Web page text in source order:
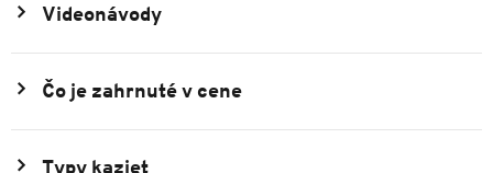
Videonávody
Čo je zahrnuté v cene
Typy kaziet